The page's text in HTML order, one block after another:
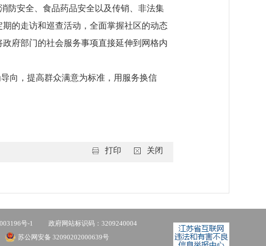
安全、食品药品安全以及传销、非法集
的走访和巡查活动，全面掌握社区的动态
府部门的社会服务事项直接延伸到网格内
向，提高群众满意为标准，用服务换信
打印 关闭
号-1
政府网站标识码：3209240004
苏公网安备 32090202000639号